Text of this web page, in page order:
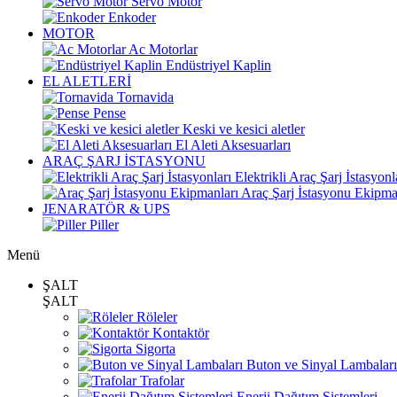
Enkoder
MOTOR
Ac Motorlar
Endüstriyel Kaplin
EL ALETLERİ
Tornavida
Pense
Keski ve kesici aletler
El Aleti Aksesuarları
ARAÇ ŞARJ İSTASYONU
Elektrikli Araç Şarj
Araç Şarj İstasyonu
JENARATÖR & UPS
Piller
Menü
ŞALT
ŞALT
Röleler
Kontaktör
Sigorta
Buton ve Sinyal Lambaları
Trafolar